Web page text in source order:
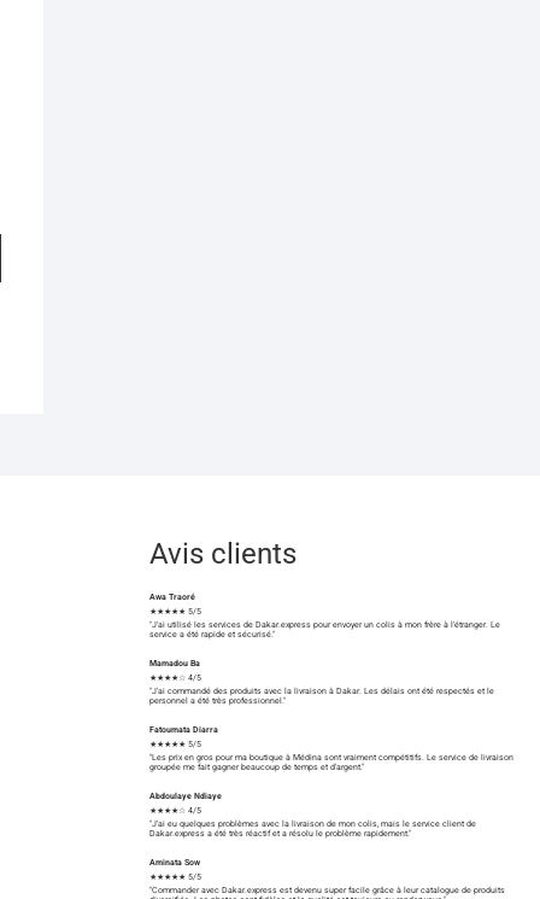
Avis clients
Awa Traoré
★★★★★ 5/5
"J'ai utilisé les services de Dakar.express pour envoyer un colis à mon frère à l'étranger. Le
service a été rapide et sécurisé."
Mamadou Ba
★★★★☆ 4/5
"J'ai commandé des produits avec la livraison à Dakar. Les délais ont été respectés et le
personnel a été très professionnel."
Fatoumata Diarra
★★★★★ 5/5
"Les prix en gros pour ma boutique à Médina sont vraiment compétitifs. Le service de livraison
groupée me fait gagner beaucoup de temps et d'argent."
Abdoulaye Ndiaye
★★★★☆ 4/5
"J'ai eu quelques problèmes avec la livraison de mon colis, mais le service client de
Dakar.express a été très réactif et a résolu le problème rapidement."
Aminata Sow
★★★★★ 5/5
"Commander avec Dakar.express est devenu super facile grâce à leur catalogue de produits